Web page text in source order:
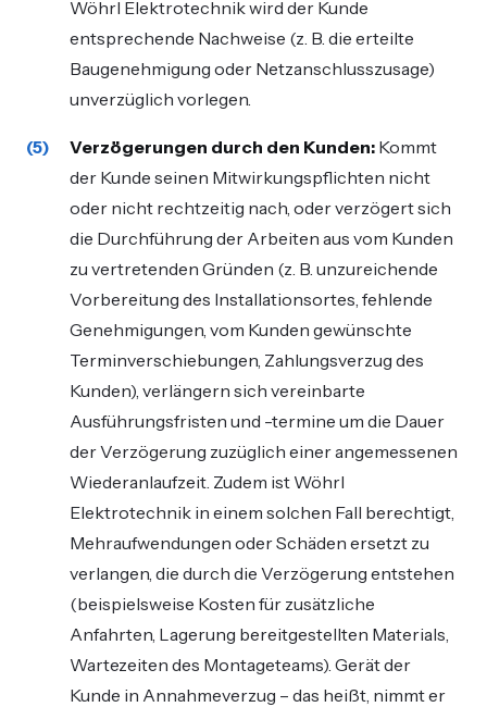
Wöhrl Elektrotechnik wird der Kunde
entsprechende Nachweise (z. B. die erteilte
Baugenehmigung oder Netzanschlusszusage)
unverzüglich vorlegen.
Verzögerungen durch den Kunden: Kommt
der Kunde seinen Mitwirkungspflichten nicht
oder nicht rechtzeitig nach, oder verzögert sich
die Durchführung der Arbeiten aus vom Kunden
zu vertretenden Gründen (z. B. unzureichende
Vorbereitung des Installationsortes, fehlende
Genehmigungen, vom Kunden gewünschte
Terminverschiebungen, Zahlungsverzug des
Kunden), verlängern sich vereinbarte
Ausführungsfristen und -termine um die Dauer
der Verzögerung zuzüglich einer angemessenen
Wiederanlaufzeit. Zudem ist Wöhrl
Elektrotechnik in einem solchen Fall berechtigt,
Mehraufwendungen oder Schäden ersetzt zu
verlangen, die durch die Verzögerung entstehen
(beispielsweise Kosten für zusätzliche
Anfahrten, Lagerung bereitgestellten Materials,
Wartezeiten des Montageteams). Gerät der
Kunde in Annahmeverzug – das heißt, nimmt er